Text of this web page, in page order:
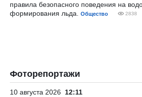
правила безопасного поведения на
формирования льда.
Общество 2838
Фоторепортажи
10 августа 2026 12:11